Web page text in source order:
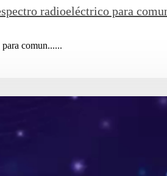
radioeléctrico para
comun......